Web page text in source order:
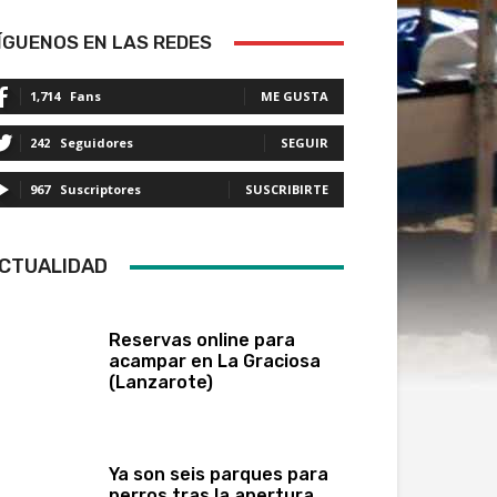
EN LAS REDES
1,714 Fans ME GUSTA
242 Seguidores SEGUIR
967 Suscriptores SUSCRIBIRTE
Reservas online para
acampar en La Graciosa
(Lanzarote)
Ya son seis parques para